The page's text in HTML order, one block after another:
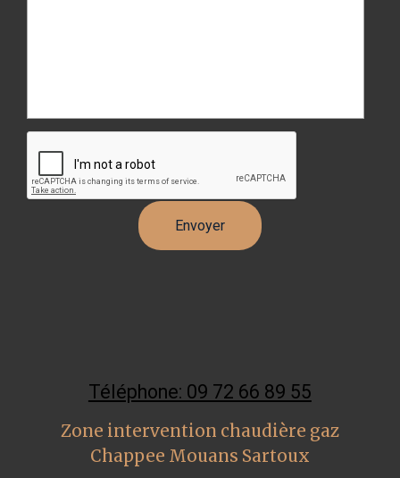
Téléphone: 09 72 66 89 55
Zone intervention chaudière gaz
Chappee Mouans Sartoux